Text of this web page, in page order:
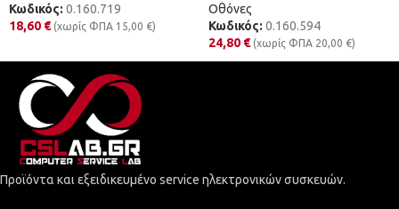
Κωδικός: 0.160.719
18,60 € (χωρίς ΦΠΑ 15,00 €)
Οθόνες
Κωδικός: 0.160.594
24,80 € (χωρίς ΦΠΑ 20,00 €)
Προϊόντα και εξειδικευμένο service ηλεκτρονικών συσκευών.